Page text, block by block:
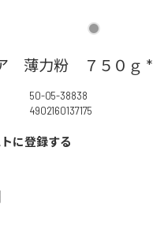
薄力粉 ７５０ｇ *
50-05-38838
4902160137175
に登録する